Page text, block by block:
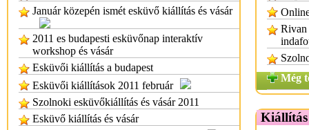
Január közepén ismét esküvő kiállítás és vásár
2011 es budapesti esküvőnap interaktív
workshop és vásár
Esküvői kiállítás a budapest
Esküvői kiállítások 2011 február
Szolnoki esküvőkiállítás és vásár 2011
Esküvő kiállítás és vásár
Rivan
Még
Kiállítás